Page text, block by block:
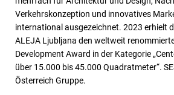
Verkehrskonzeption und innovatives
international ausgezeichnet. 2023 erhielt
ALEJA Ljubljana den weltweit
Development Award in der Kategorie
über 15.000 bis 45.000 Quadratmeter“.
Österreich Gruppe.